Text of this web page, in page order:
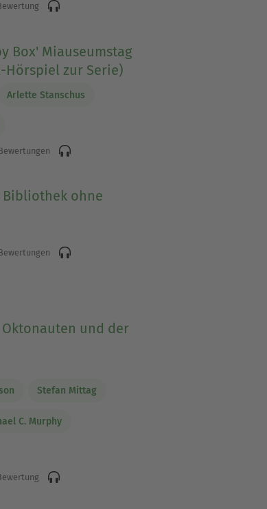
Box' Miauseumstag
Hörspiel zur Serie)
Arlette Stanschus
Bibliothek ohne
Oktonauten und der
Stefan Mittag
C. Murphy